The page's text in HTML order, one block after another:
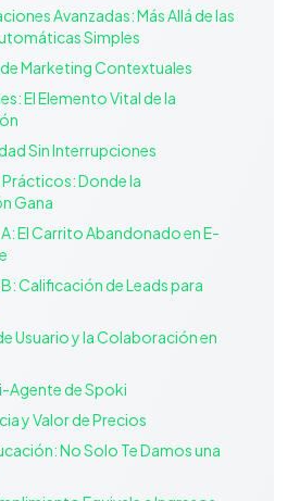
Avanzadas: Más Allá de las
Simples
Marketing Contextuales
El Elemento Vital de la
Sin Interrupciones
Donde la
Gana
El Carrito Abandonado en E-
Calificación de Leads para
Usuario y la Colaboración en
Agente de Spoki
y Valor de Precios
No Solo Te Damos una